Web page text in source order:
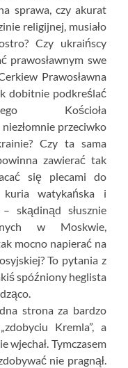
sprawa, czy akurat
religijnej, musiało
Czy ukraińscy
prawosławnym swe
Prawosławna
dobitnie podkreślać
Kościoła
przeciwko
Czy ta sama
zawierać tak
się plecami do
kuria watykańska i
skądinąd słusznie
w Moskwie,
mocno napierać na
To pytania z
spóźniony heglista
strona za bardzo
Kremla”, a
wjechał. Tymczasem
nie pragnął.